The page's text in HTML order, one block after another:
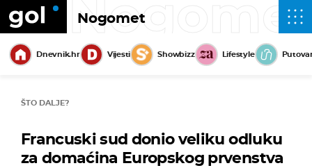
Nogomet
Dnevnik.hr Vijesti Showbizz Lifestyle
ŠTO DALJE?
Francuski sud donio veliku odluku
za domaćina Europskog prvenstva